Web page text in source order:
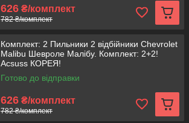
626 ₴/комплект
782 ₴/комплект
Комплект: 2 Пильники 2 відбійники Chevrolet
Malibu Шевроле Малібу. Комплект: 2+2!
Acsuss КОРЕЯ!
Готово до відправки
626 ₴/комплект
782 ₴/комплект